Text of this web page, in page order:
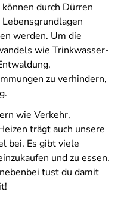
durch Dürren
werden. Um die
wie Trinkwasser-
zu verhindern,
wie Verkehr,
trägt auch unsere
bei. Es gibt viele
und zu essen.
tust du damit